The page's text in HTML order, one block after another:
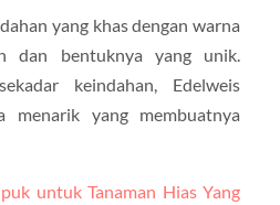
yang khas dengan warna
dan bentuknya yang unik.
keindahan, Edelweis
menarik yang membuatnya
untuk Tanaman Hias Yang